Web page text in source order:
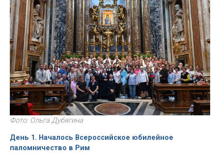
Фото: Ольга Дубягина
День 1. Началось Всероссийское юбилейное
паломничество в Рим